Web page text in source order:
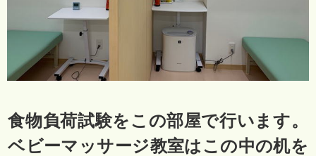
食物負荷試験をこの部屋で行います。
ベビーマッサージ教室はこの中の机を